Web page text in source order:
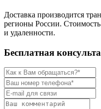
Доставка производится
регионы России. Стоимость
и удаленности.
Бесплатная